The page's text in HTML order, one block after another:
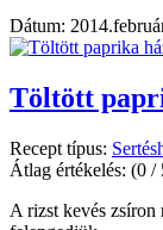
Dátum:
Töltött
Recept típus:
Átlag értékelés: (0 /
A rizst kevés